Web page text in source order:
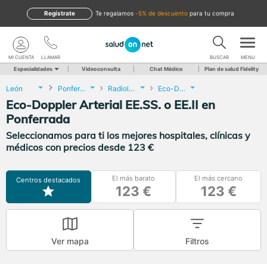
te regalamos -5% de descuento para tu compra
Regístrate
LLAMAR
MI CUENTA BUSCAR MENU
Especialidades Videoconsulta Chat Médico Plan de salud Fidelity
León Ponferrada Radiología Eco-Doppler Arterial EE.SS. o EE.II
Eco-Doppler Arterial EE.SS. o EE.II en
Ponferrada
Seleccionamos para ti los mejores hospitales, clínicas y
médicos con precios desde 123 €
Centros destacados El más barato
123 €
El más cercano
123 €
Ver mapa Filtros